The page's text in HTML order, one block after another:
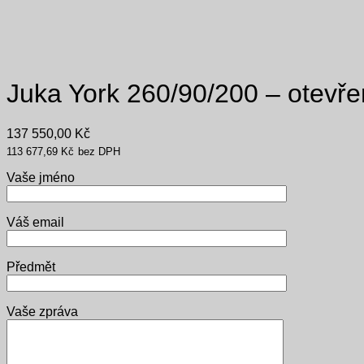
Juka York 260/90/200 –
137 550,00 Kč
113 677,69 Kč bez DPH
Vaše jméno
Váš email
Předmět
Vaše zpráva